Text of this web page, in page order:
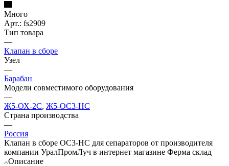
Много
Арт.: fs2909
Тип товара
—
Клапан в сборе
Узел
—
Барабан
Модели совместимого оборудования
—
Ж5-ОХ-2С, Ж5-ОС3-НС
Страна производства
—
Россия
Клапан в сборе ОС3-НС для сепараторов от производителя
компании УралПромЛуч в интернет магазине Ферма склад
Описание